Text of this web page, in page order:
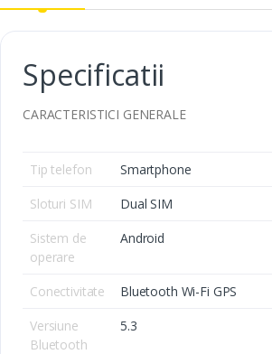
Specificatii
CARACTERISTICI GENERALE
Tip telefon
Smartphone
Sloturi SIM
Dual SIM
Sistem de
operare
Android
Conectivitate
Bluetooth Wi-Fi GPS
Versiune
Bluetooth
5.3